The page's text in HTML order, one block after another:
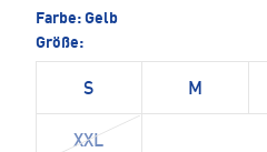
Farbe: Gelb
Größe:
S M
XXL